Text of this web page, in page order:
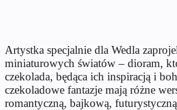
Artystka specjalnie dla Wedla
miniaturowych światów – dioram,
czekolada, będąca ich inspiracją i
czekoladowe fantazje mają różne
romantyczną, bajkową,